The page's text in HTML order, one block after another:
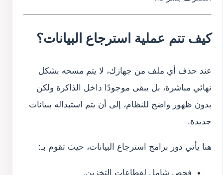
كيف تتم عملية استرجاع البيانات؟
عند حذف أي ملف من جهازك، لا يتم مسحه بشكل
نهائي مباشرة، بل يبقى موجودًا داخل الذاكرة ولكن
بدون ظهور واضح للنظام، إلى أن يتم استبداله ببيانات
جديدة.
هنا يأتي دور برامج استرجاع البيانات، حيث تقوم بـ:
فحص شامل لقطاعات التخزين.